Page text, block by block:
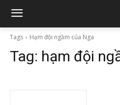
Tags Hạm đội ngầm của Nga
Tag: hạm đội